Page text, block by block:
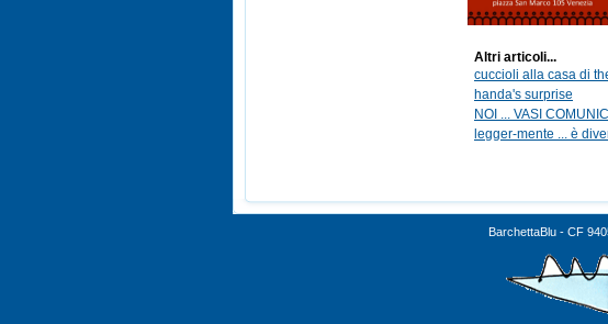
Altri articoli...
cuccioli alla casa di
handa's surprise
NOI ... VASI
legger-mente ... è
BarchettaBlu - CF